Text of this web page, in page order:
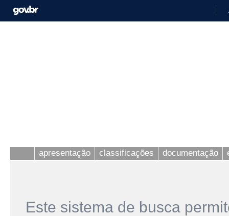
apresentação classificações documentação
Este sistema de busca